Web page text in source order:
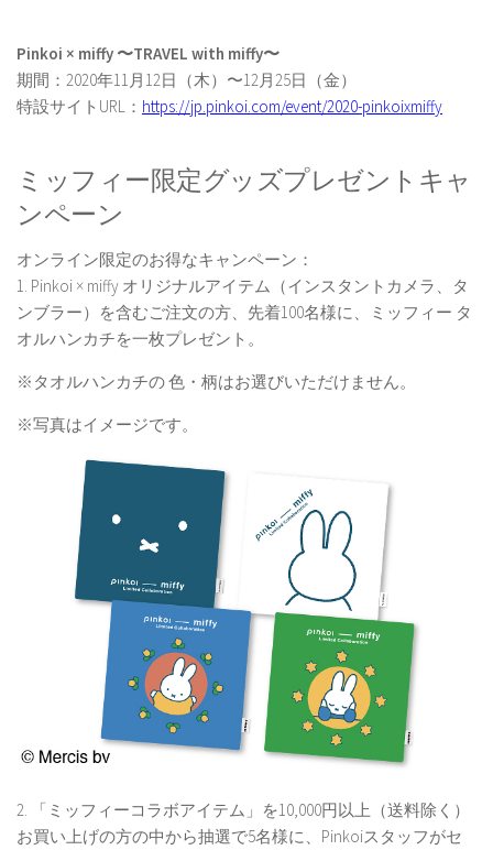
Pinkoi × miffy 〜TRAVEL with miffy〜
期間：2020年11月12日（木）〜12月25日（金）
特設サイトURL： https://jp.pinkoi.com/event/2020-pinkoixmiffy
ミッフィー限定グッズプレゼントキャ
ンペーン
オンライン限定のお得なキャンペーン：
1. Pinkoi × miffy オリジナルアイテム（インスタントカメラ、タ
ンブラー）を含むご注文の方、先着100名様に、ミッフィー タ
オルハンカチを一枚プレゼント。
※タオルハンカチの 色・柄はお選びいただけません。
※写真はイメージです。
2. 「ミッフィーコラボアイテム」を10,000円以上（送料除く）
お買い上げの方の中から抽選で5名様に、Pinkoiスタッフがセ